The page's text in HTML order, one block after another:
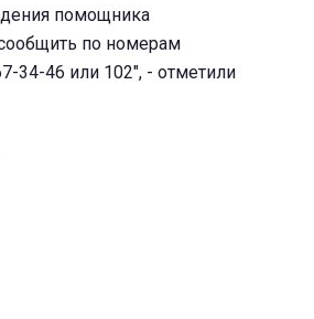
помощника
по номерам
34-46 или 102", - отметили